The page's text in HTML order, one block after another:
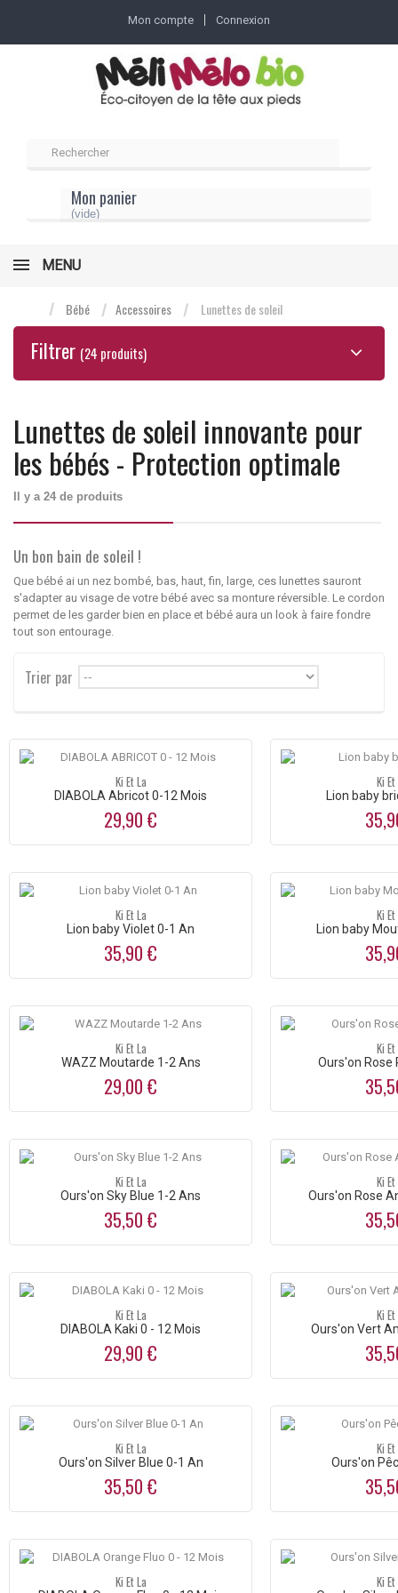
Mon compte Connexion
Mon panier
(vide)
MENU
Bébé Accessoires Lunettes de soleil
Filtrer (24 produits)
Lunettes de soleil innovante pour
les bébés - Protection optimale
Il y a 24 de produits
Un bon bain de soleil !
Que bébé ai un nez bombé, bas, haut, fin, large, ces lunettes sauront
s'adapter au visage de votre bébé avec sa monture réversible. Le cordon
permet de les garder bien en place et bébé aura un look à faire fondre
tout son entourage.
Trier par --
Ki Et La
DIABOLA Abricot 0-12 Mois
29,90 €
Ki
Lion baby
Ki Et La
Lion baby Violet 0-1 An
35,90 €
Ki
Lion baby
Ki Et La
WAZZ Moutarde 1-2 Ans
29,00 €
Ki
Ours'on Rose
Ki Et La
Ours'on Sky Blue 1-2 Ans
35,50 €
Ki
Ours'on Rose
Ki Et La
DIABOLA Kaki 0 - 12 Mois
29,90 €
Ki
Ours'on Vert
Ki Et La
Ours'on Silver Blue 0-1 An
35,50 €
Ki
Ours'on
Ki Et La Ki